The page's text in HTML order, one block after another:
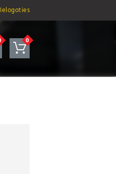
Ielogoties